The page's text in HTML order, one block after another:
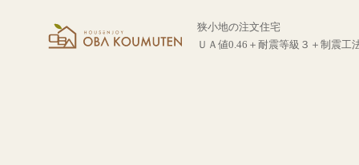
狭小地の注文住宅
ＵＡ値0.46＋耐震等級３＋制震工